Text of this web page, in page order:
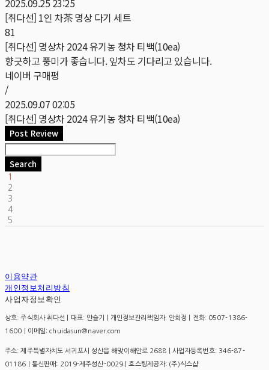
2025.09.25 23:25
[취다선] 1인 차茶 명상 다기 세트
81
[취다선] 명상차 2024 유기농 청차 티백(10ea)
향긋하고 풍미가 좋습니다. 잎차도 기다리고 있습니다.
네이버 구매평
/
2025.09.07 02:05
[취다선] 명상차 2024 유기농 청차 티백(10ea)
Post Review
Search
1
2
3
4
5
이용약관
개인정보처리방침
사업자정보확인
상호: 주식회사 취다선 | 대표: 안슬기 | 개인정보관리책임자: 안희정 | 전화: 0507-1386-
1600 | 이메일: chuidasun@naver.com
주소: 제주특별자치도 서귀포시 성산읍 해맞이해안로 2688 | 사업자등록번호: 346-87-
01186 | 통신판매: 2019-제주성산-0029 | 호스팅제공자: (주)식스샵